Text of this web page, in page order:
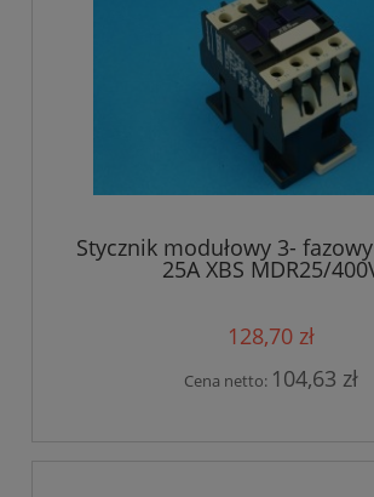
Stycznik modułowy 3-
25A XBS MDR25/
128,70 zł
Cena netto: 104,63 zł